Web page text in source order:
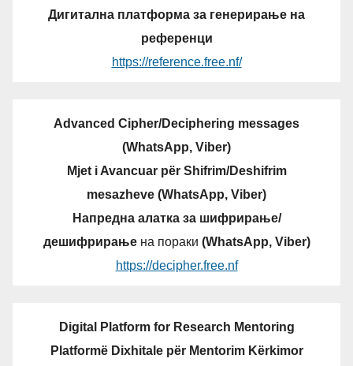
Дигитална платформа за генерирање на
референци
https://reference.free.nf/
Advanced Cipher/Deciphering messages
(WhatsApp, Viber)
Mjet i Avancuar për Shifrim/Deshifrim
mesazheve (WhatsApp, Viber)
Напредна алатка за шифрирање/
дешифрирањена пораки (WhatsApp, Viber)
https://decipher.free.nf
Digital Platform for Research Mentoring
Platformë Dixhitale për Mentorim Kërkimor